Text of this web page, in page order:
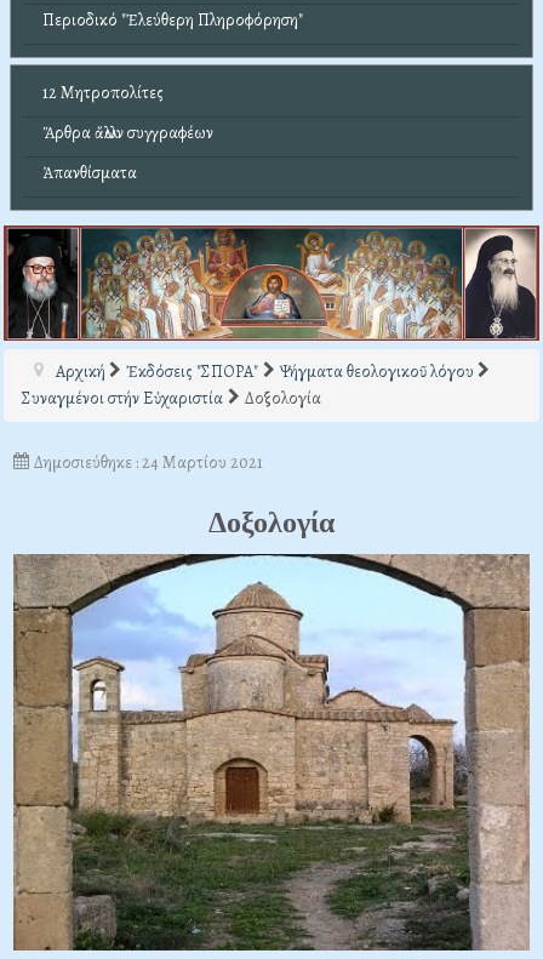
Περιοδικό "Ἐλεύθερη Πληροφόρηση"
12 Μητροπολίτες
Ἄρθρα ἄλλων συγγραφέων
Ἀπανθίσματα
Αρχική Ἐκδόσεις "ΣΠΟΡΑ"
Ψήγματα θεολογικοῦ λόγου
Συναγμένοι στήν Εὐχαριστία
Δοξολογία
Δημοσιεύθηκε : 24 Μαρτίου 2021
Δοξολογία